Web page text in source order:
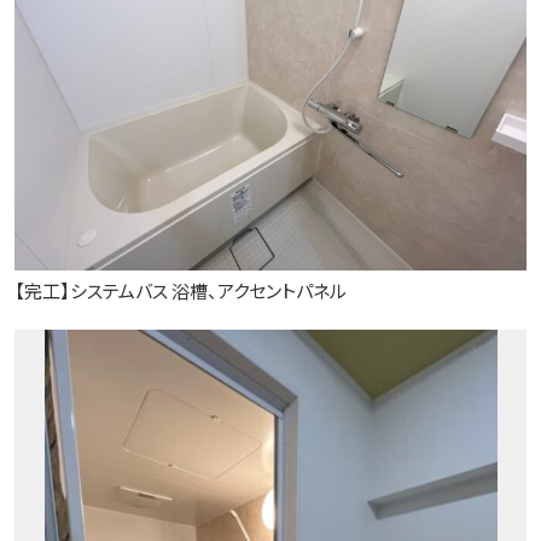
【完工】システムバス 浴槽、アクセントパネル